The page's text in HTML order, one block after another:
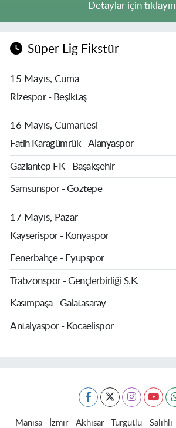
Detaylar için tıklayın
Süper Lig Fikstür
15 Mayıs, Cuma
Rizespor - Beşiktaş
16 Mayıs, Cumartesi
Fatih Karagümrük - Alanyaspor
Gaziantep FK - Başakşehir
Samsunspor - Göztepe
17 Mayıs, Pazar
Kayserispor - Konyaspor
Fenerbahçe - Eyüpspor
Trabzonspor - Gençlerbirliği S.K.
Kasımpaşa - Galatasaray
Antalyaspor - Kocaelispor
Manisa İzmir Akhisar Turgutlu Salihli